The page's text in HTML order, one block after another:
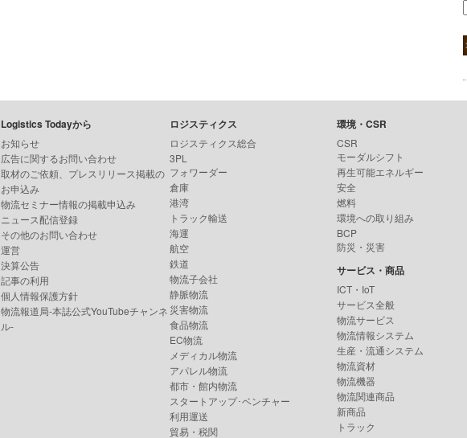
Logistics Todayから
お知らせ
広告に関するお問い合わせ
取材のご依頼、プレスリリース掲載の
お申込み
物流セミナー情報の掲載申込み
ニュース配信登録
その他のお問い合わせ
運営
決算公告
記事の利用
個人情報保護方針
物流報道局-本誌公式YouTubeチャンネ
ル-
ロジスティクス
ロジスティクス総合
3PL
フォワーダー
倉庫
港湾
トラック輸送
海運
航空
鉄道
物流子会社
静脈物流
災害物流
食品物流
EC物流
メディカル物流
アパレル物流
都市・館内物流
スタートアップ･ベンチャー
利用運送
貿易・税関
環境・CSR
CSR
モーダルシフト
再生可能エネルギー
安全
燃料
環境への取り組み
BCP
防災・災害
サービス・商品
ICT・IoT
サービス全般
物流サービス
物流情報システム
生産・流通システム
物流資材
物流機器
物流関連商品
新商品
トラック